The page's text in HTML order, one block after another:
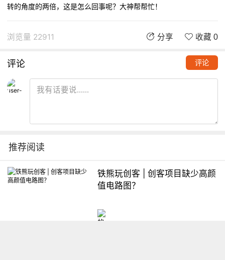
转的角度的两倍，这是怎么回事呢？大神帮帮忙！
浏览量 22911 分享 收藏 0
评论 评论
推荐阅读
铁熊玩创客 | 创客项目缺少高颜
值电路图？